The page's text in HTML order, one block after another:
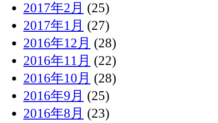
2017年2月 (25)
2017年1月 (27)
2016年12月 (28)
2016年11月 (22)
2016年10月 (28)
2016年9月 (25)
2016年8月 (23)